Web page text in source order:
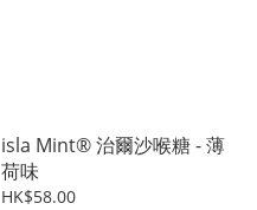
isla Mint® 治爾沙喉糖 - 薄
荷味
HK$58.00